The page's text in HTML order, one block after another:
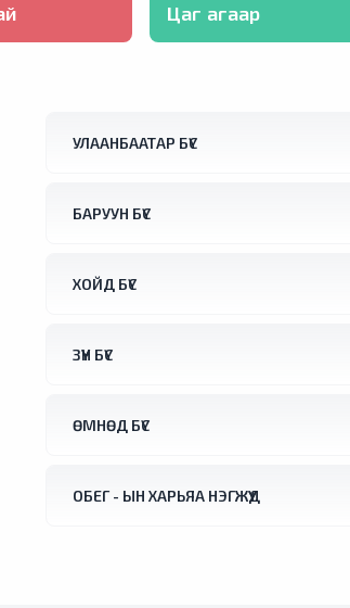
Цаг агаар
УЛААНБААТАР БҮС
БАРУУН БҮС
ХОЙД БҮС
ЗҮҮН БҮС
ӨМНӨД БҮС
ОБЕГ - ЫН ХАРЬЯА НЭГЖҮҮД